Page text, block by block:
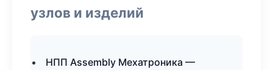
узлов и изделий
НПП Assembly Мехатроника —